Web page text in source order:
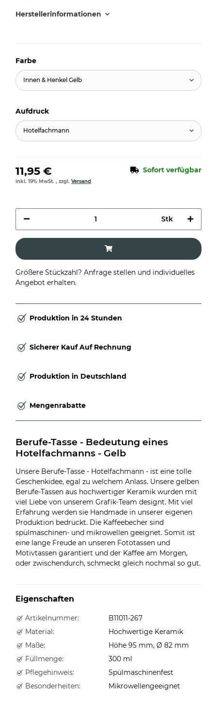
Herstellerinformationen
Farbe
Innen & Henkel Gelb
Aufdruck
Hotelfachmann
11,95 € Sofort verfügbar
inkl. 19% MwSt. , zzgl. Versand
Stk
Größere Stückzahl? Anfrage stellen und individuelles
Angebot erhalten.
Produktion in 24 Stunden
Sicherer Kauf Auf Rechnung
Produktion in Deutschland
Mengenrabatte
Berufe-Tasse - Bedeutung eines
Hotelfachmanns - Gelb
Unsere Berufe-Tasse - Hotelfachmann - ist eine tolle
Geschenkidee, egal zu welchem Anlass. Unsere gelben
Berufe-Tassen aus hochwertiger Keramik wurden mit
viel Liebe von unserem Grafik-Team designt. Mit viel
Erfahrung werden sie Handmade in unserer eigenen
Produktion bedruckt. Die Kaffeebecher sind
spülmaschinen- und mikrowellen geeignet. Somit ist
eine lange Freude an unseren Fototassen und
Motivtassen garantiert und der Kaffee am Morgen,
oder zwischendurch, schmeckt gleich nochmal so gut.
Eigenschaften
Artikelnummer:
B11011-267
Material:
Hochwertige Keramik
Maße:
Höhe 95 mm, Ø 82 mm
Füllmenge:
300 ml
Pflegehinweis:
Spülmaschinenfest
Besonderheiten:
Mikrowellengeeignet